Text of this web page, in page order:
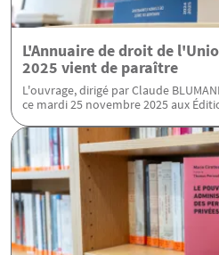
L'Annuaire de droit de
2025 vient de paraître
L'ouvrage, dirigé par Claude
ce mardi 25 novembre 2025 aux